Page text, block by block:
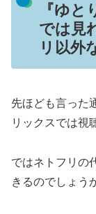
『ゆ
では見
リ以外
先ほども言った
リックスでは視
ではネトフリの
きるのでしょう